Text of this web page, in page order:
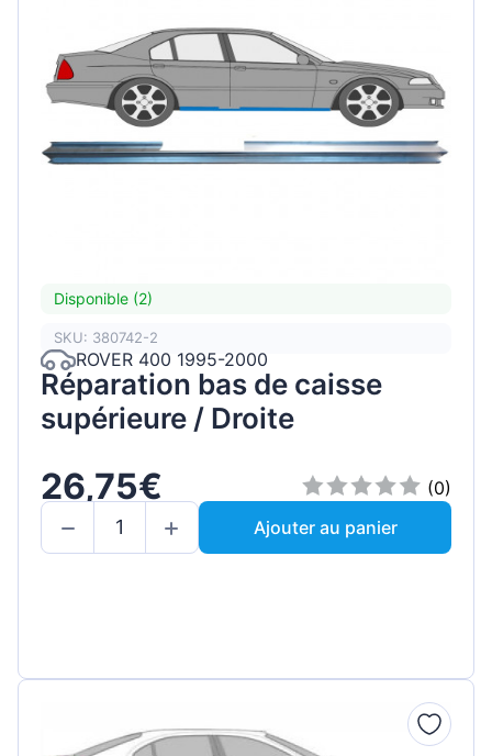
Disponible (2)
SKU: 380742-2
ROVER 400 1995-2000
Réparation bas de caisse
supérieure / Droite
26,75€
(0)
Ajouter au panier